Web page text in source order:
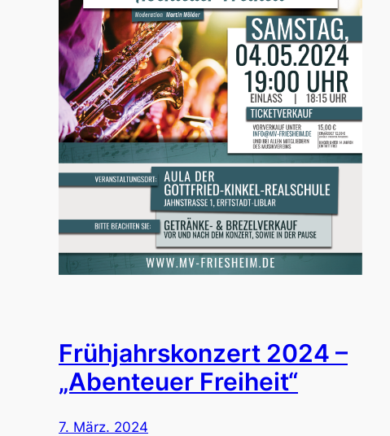
Frühjahrskonzert 2024 –
„Abenteuer Freiheit“
7. März. 2024